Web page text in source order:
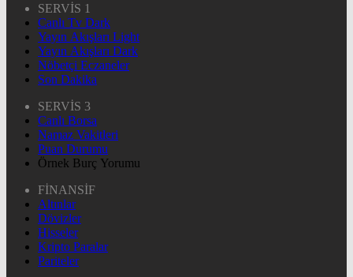
SERVİS 1
Canlı Tv Dark
Yayın Akışları Light
Yayın Akışları Dark
Nöbetçi Eczaneler
Son Dakika
SERVİS 3
Canlı Borsa
Namaz Vakitleri
Puan Durumu
Örnek Burç Yorumu
FİNANSİF
Altınlar
Dövizler
Hisseler
Kripto Paralar
Pariteler